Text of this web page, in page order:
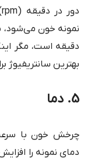
دقیقه است، مگر
بهترین سانتریفیوژ
5. دما
چرخش خون با سرعت
دمای نمونه را